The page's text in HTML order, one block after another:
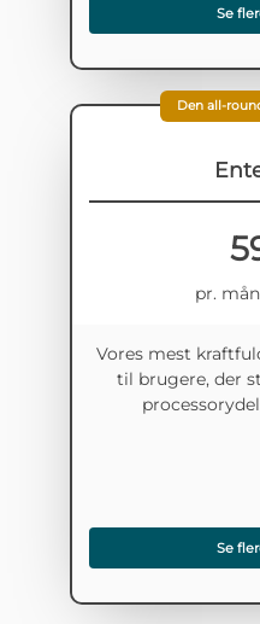
Se
Den all-
pr.
Vores mest
til brugere, der
Se